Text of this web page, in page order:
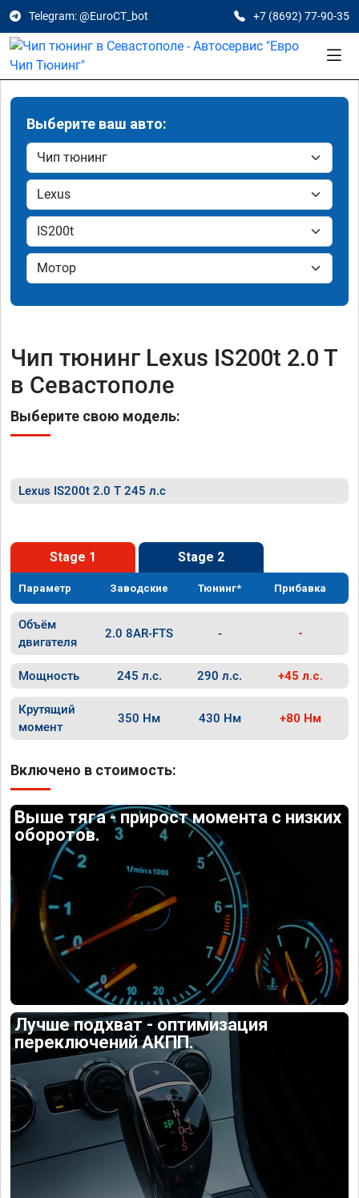
Telegram: @EuroCT_bot +7 (8692) 77-90-35
Выберите ваш авто:
Чип тюнинг Lexus IS200t 2.0 T
в Севастополе
Выберите свою модель:
Lexus IS200t 2.0 T 245 л.с
Stage 1 Stage 2
Параметр Заводские Тюнинг* Прибавка
Объём
двигателя
2.0 8AR-FTS - -
Мощность 245 л.с. 290 л.с. +45 л.с.
Крутящий
момент
350 Нм 430 Нм +80 Нм
Включено в стоимость:
Выше тяга - прирост момента с низких
оборотов.
Лучше подхват - оптимизация
переключений АКПП.